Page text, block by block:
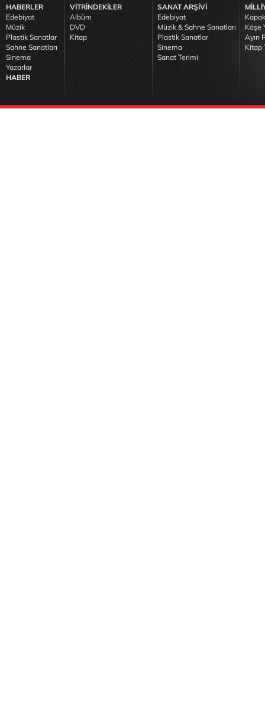
HABERLER
Edebiyat
Müzik
Plastik Sanatlar
Sahne Sanatları
Sinema
Yazarlar
HABER
VİTRİNDEKİLER
Albüm
DVD
Kitap
SANAT ARŞİVİ
Edebiyat
Müzik & Sahne Sanatları
Plastik Sanatlar
Sinema
Sanat Terimi
Köşe
Ayın
Kitap